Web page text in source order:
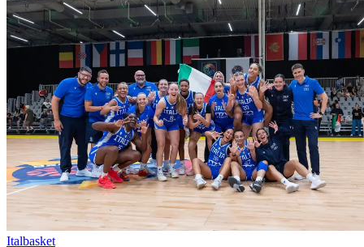
Italbasket